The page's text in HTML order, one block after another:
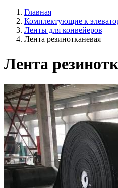
Главная
Комплектующие к
Ленты для конвейеров
Лента резинотканевая
Лента